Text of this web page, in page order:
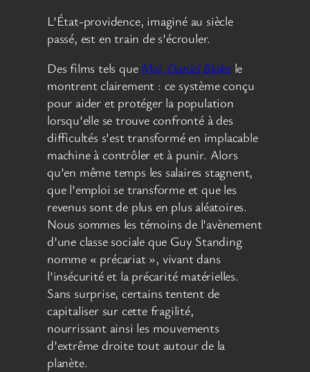
L’État-providence, imaginé au siècle
passé, est en train de s’écrouler.
Des films tels que Moi, Daniel Blakele
montrent clairement : ce système conçu
pour aider et protéger la population
lorsqu’elle se trouve confronté à des
difficultés s’est transformé en implacable
machine à contrôler et à punir. Alors
qu’en même temps les salaires stagnent,
que l’emploi se transforme et que les
revenus sont de plus en plus aléatoires.
Nous sommes les témoins de l’avènement
d’une classe sociale que Guy Standing
nomme « précariat », vivant dans
l’insécurité et la précarité matérielles.
Sans surprise, certains tentent de
capitaliser sur cette fragilité,
nourrissant ainsi les mouvements
d’extrême droite tout autour de la
planète.